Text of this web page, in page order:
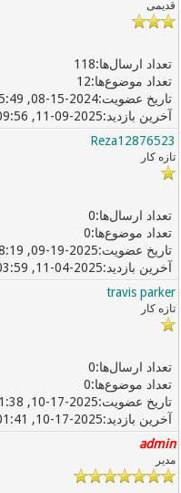
قدیمی
118
12
08-15-2024, 05:49 AM
11-09-2025, 09:56 AM
Reza12876523
تازه کار
0
0
09-19-2025, 08:19 PM
11-04-2025, 03:59 PM
travis parker
تازه کار
0
0
10-17-2025, 01:38 PM
10-17-2025, 01:41 PM
admin
مدیر